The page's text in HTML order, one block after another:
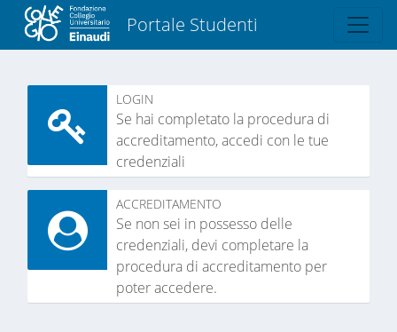
Portale Studenti
LOGIN
Se hai completato la procedura di
accreditamento, accedi con le tue
credenziali
ACCREDITAMENTO
Se non sei in possesso delle
credenziali, devi completare la
procedura di accreditamento per
poter accedere.